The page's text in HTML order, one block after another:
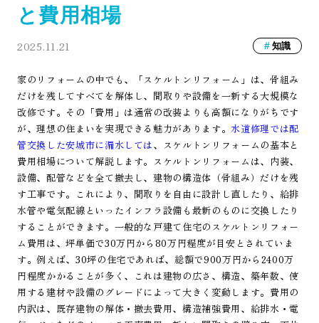
と費用相場
2025.11.21 知識
家のリフォームの中でも、「スケルトンリフォーム」は、骨組み
だけを残してすべてを解体し、間取りや設備を一新する大規模な
改修です。その「費用」は通常の改装よりも高額になりがちです
が、理想の住まいを実現できる魅力があります。水道修理では配
管交換した安城市に漏水しては、スケルトンリフォームの基本と
費用相場について解説します。スケルトンリフォームは、内装、
設備、配管などを全て撤去し、建物の構造体（骨組み）だけを残
す工事です。これにより、間取りを自由に設計し直したり、給排
水管や電気配線といったインフラ設備も最新のものに交換したり
することができます。一般的な戸建て住宅のスケルトンリフォー
ム費用は、坪単価で30万円から80万円程度が目安とされていま
す。例えば、30坪の住宅であれば、総額で900万円から2400万
円程度かかることが多く、これは建物の広さ、構造、築年数、使
用する建材や設備のグレードによって大きく変動します。費用の
内訳は、既存建物の解体・撤去費用、構造補強費用、給排水・電